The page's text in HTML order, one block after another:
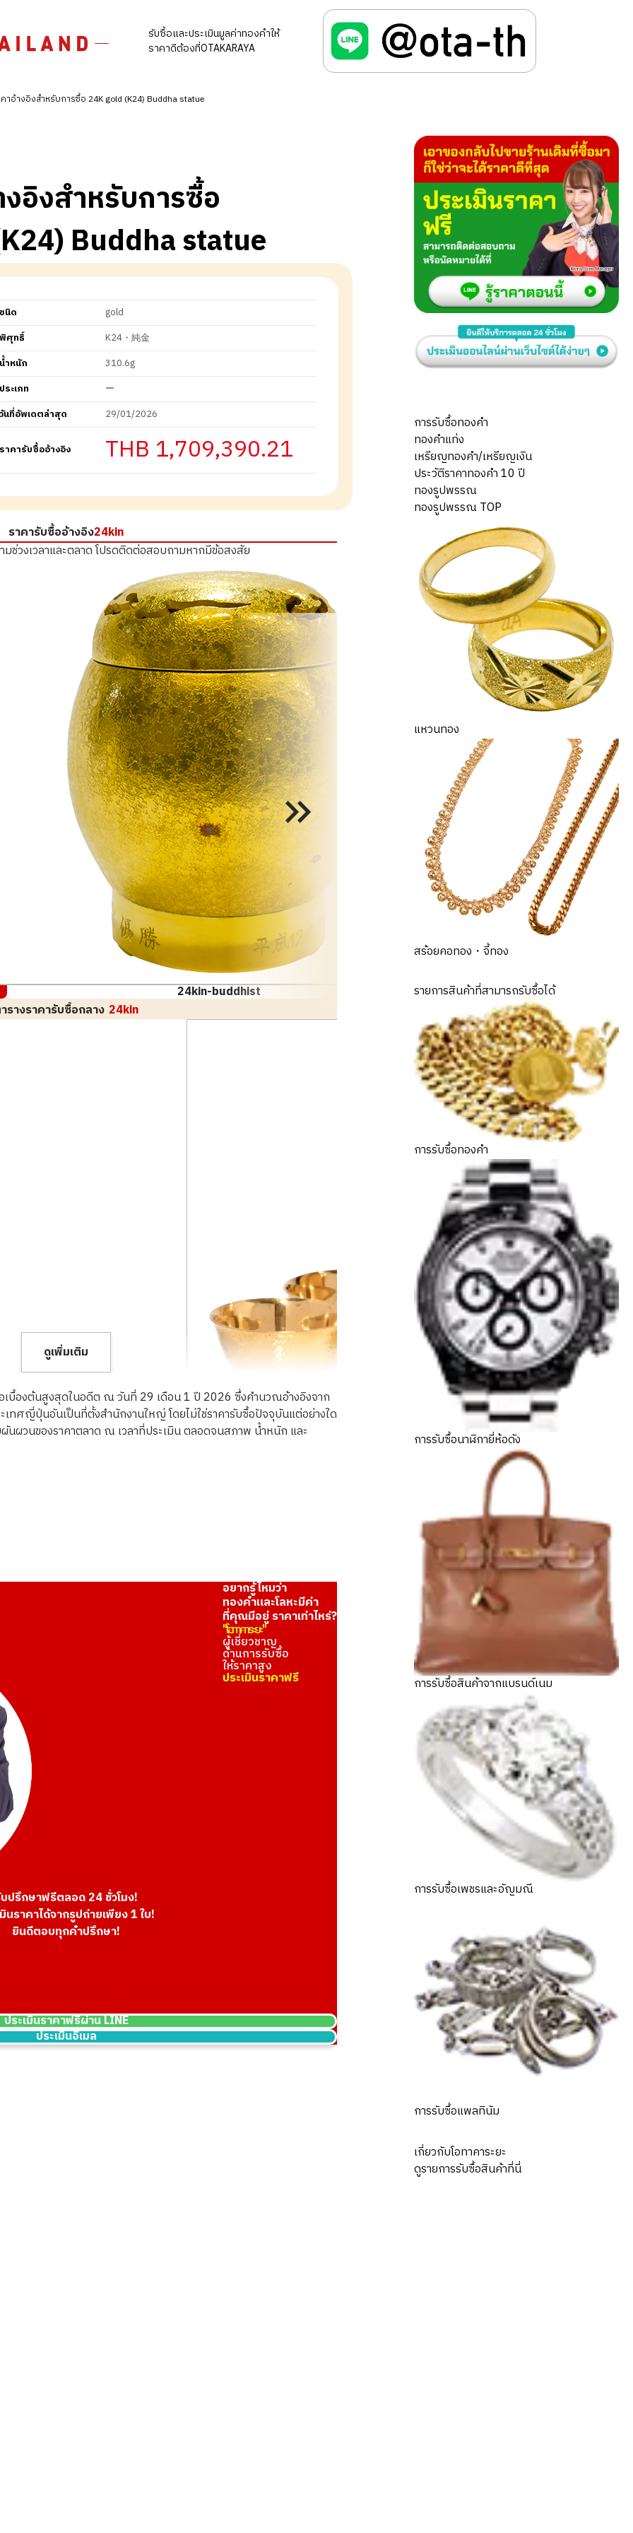
รับซื้อและประเมินมูลค่าทองคำให้
ราคาดีต้องที่OTAKARAYA
าอ้างอิงสำหรับการซื้อ 24K gold (K24) Buddha statue
อิงสำหรับการซื้อ
Buddha statue
ชนิด
gold
พิศุทธิ์
K24・純金
น้ำหนัก
310.6g
ประเภท
ー
วันที่อัพเดตล่าสุด
29/01/2026
ราคารับซื้ออ้างอิง THB 1,709,390.21
ราคารับซื้ออ้างอิง24kin
ช่วงเวลาและตลาดโปรดติดต่อสอบถามหากมีข้อสงสัย
24kin-buddhist
รางราคารับซื้อกลาง 24kin
ดูเพิ่มเติม
เบื้องต้นสูงสุดในอดีต ณ วันที่ 29 เดือน 1 ปี 2026 ซึ่งคำนวณอ้างอิงจาก
ทศญี่ปุ่นอันเป็นที่ตั้งสำนักงานใหญ่ โดยไม่ใช่ราคารับซื้อปัจจุบันแต่อย่างใด
นผวนของราคาตลาด ณ เวลาที่ประเมิน ตลอดจนสภาพ น้ำหนัก และ
อยากรู้ไหมว่า
ทองคำและโลหะมีค่า
ที่คุณมีอยู่ ราคาเท่าไหร่?
"โอทาคาระยะ"
ผู้เชี่ยวชาญ
ด้านการรับซื้อ
ให้ราคาสูง
ประเมินราคาฟรี
ปรึกษาฟรีตลอด 24 ชั่วโมง!
นราคาได้จากรูปถ่ายเพียง 1 ใบ!
ยินดีตอบทุกคำปรึกษา!
ประเมินราคาฟรีผ่าน LINE
ประเมินอีเมล
การรับซื้อทองคำ
ทองคำแท่ง
เหรียญทองคำ/เหรียญเงิน
ประวัติราคาทองคำ 10 ปี
ทองรูปพรรณ
ทองรูปพรรณ TOP
แหวนทอง
สร้อยคอทอง・จี้ทอง
รายการสินค้าที่สามารถรับซื้อได้
การรับซื้อทองคำ
การรับซื้อนาฬิกายี่ห้อดัง
การรับซื้อสินค้าจากแบรนด์เนม
การรับซื้อเพชรและอัญมณี
การรับซื้อแพลทินัม
เกี่ยวกับโอทาคาระยะ
ดูรายการรับซื้อสินค้าที่นี่